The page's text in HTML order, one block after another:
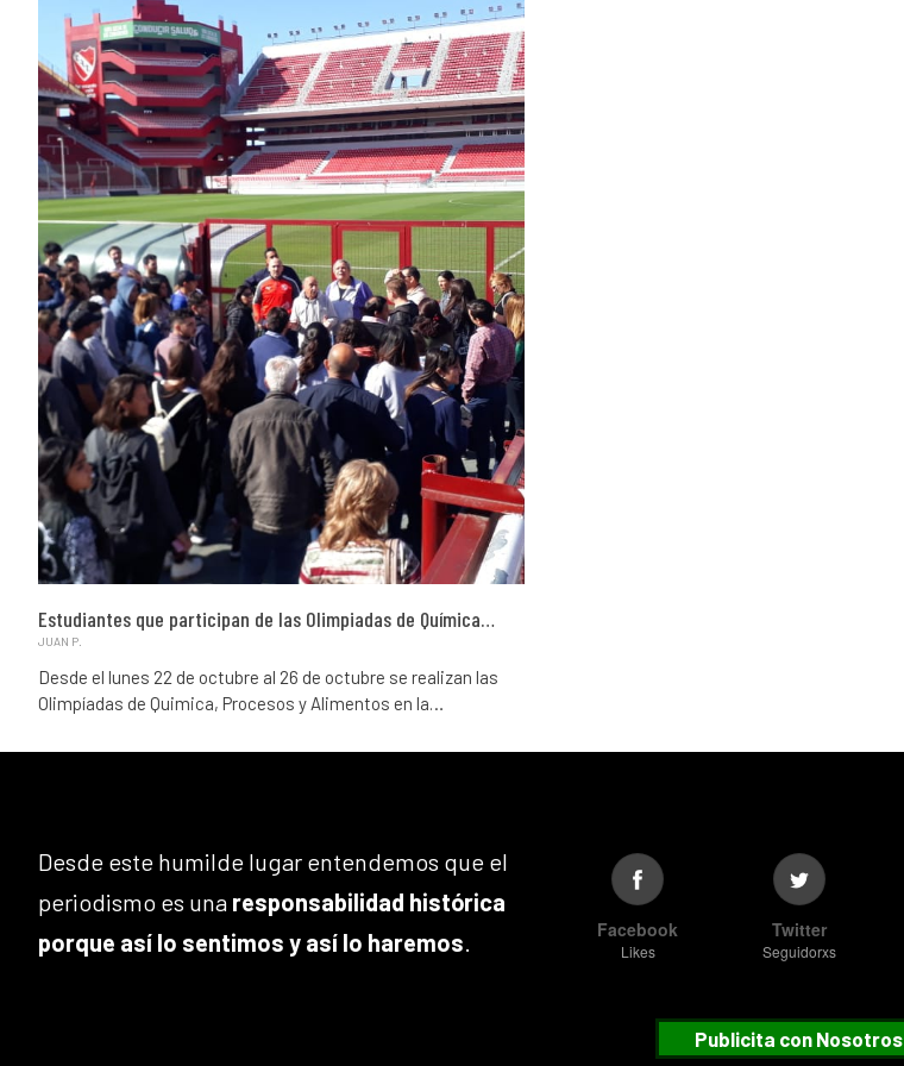
Estudiantes que participan de las Olimpiadas de Química…
JUAN P.
Desde el lunes 22 de octubre al 26 de octubre se realizan las
Olimpíadas de Quimica, Procesos y Alimentos en la…
Desde este humilde lugar entendemos que el
periodismo es una responsabilidad histórica
porque así lo sentimos y así lo haremos
Facebook
Likes
Twitter
Seguidorxs
Publicita con Nosotros